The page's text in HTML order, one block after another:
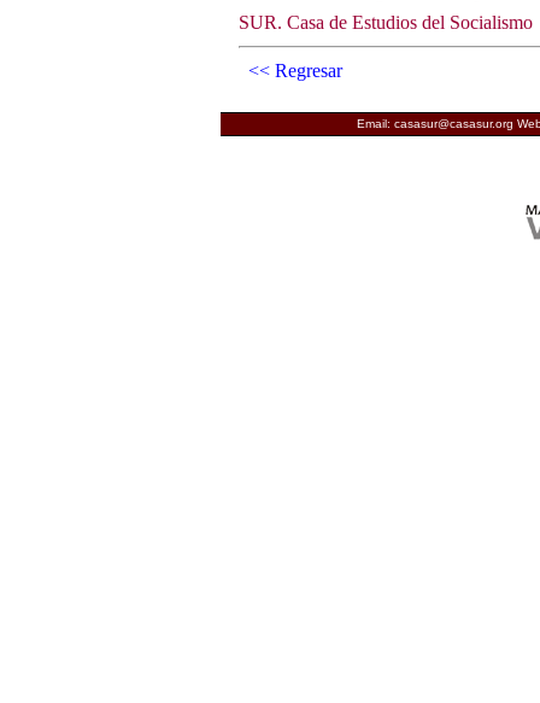
SUR. Casa de Estudios del Socialismo
<< Regresar
Email: casasur@casasur.org